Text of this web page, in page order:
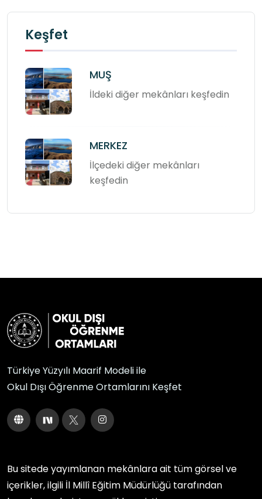
Keşfet
MUŞ
İldeki diğer mekânları keşfedin
MERKEZ
İlçedeki diğer mekânları
keşfedin
Türkiye Yüzyılı Maarif Modeli ile
Okul Dışı Öğrenme Ortamlarını Keşfet
Bu sitede yayımlanan mekânlara ait tüm görsel ve
içerikler, ilgili İl Millî Eğitim Müdürlüğü tarafından